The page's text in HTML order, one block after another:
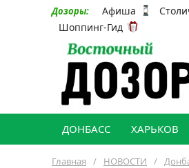
Дозоры: Афиша
Шоппинг-Гид
ДОНБАСС ХАРЬКОВ
Главная / НОВОСТИ /